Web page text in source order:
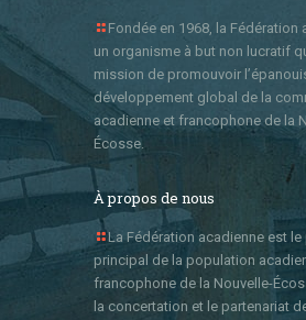
Fondée en 1968, la Fédération
un organisme à but non lucratif
mission de promouvoir
développement global de la
acadienne et francophone de la
Écosse.
À propos de nous
La Fédération acadienne est
principal de la population
francophone de la Nouvelle-
la concertation et le partenariat